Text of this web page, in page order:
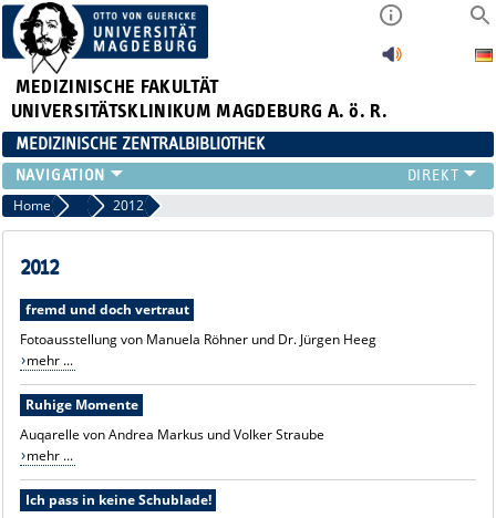
MEDIZINISCHE FAKULTÄT
UNIVERSITÄTSKLINIKUM MAGDEBURG A. ö. R.
MEDIZINISCHE ZENTRALBIBLIOTHEK
LITERATURSUCHE
SERVICE
INFORMATIONSKOMPETENZ
PUBLIZIEREN
NEU HIER?
SUCHE A-Z
Home Ausstellungen
2012
2012
fremd und doch vertraut
Fotoausstellung von Manuela Röhner und Dr. Jürgen Heeg
mehr ...
Ruhige Momente
Auqarelle von Andrea Markus und Volker Straube
mehr ...
Ich pass in keine Schublade!